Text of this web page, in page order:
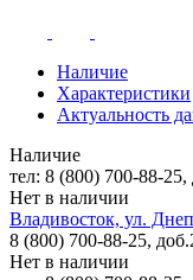
Наличие
Характеристики
Актуальность
Наличие
тел: 8 (800) 700-88-25,
Нет в наличии
Владивосток, ул.
8 (800) 700-88-25,
Нет в наличии